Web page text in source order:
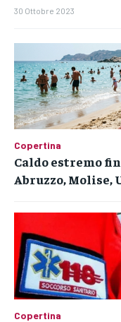
30 Ottobre 2023
Copertina
Caldo estremo
Abruzzo, Molise,
Copertina